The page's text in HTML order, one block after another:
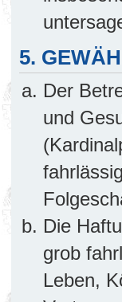
5.
Der
und
Die
grob
Leben,